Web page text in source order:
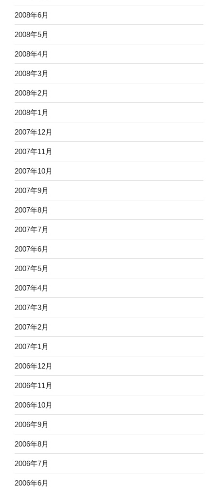
2008年6月
2008年5月
2008年4月
2008年3月
2008年2月
2008年1月
2007年12月
2007年11月
2007年10月
2007年9月
2007年8月
2007年7月
2007年6月
2007年5月
2007年4月
2007年3月
2007年2月
2007年1月
2006年12月
2006年11月
2006年10月
2006年9月
2006年8月
2006年7月
2006年6月